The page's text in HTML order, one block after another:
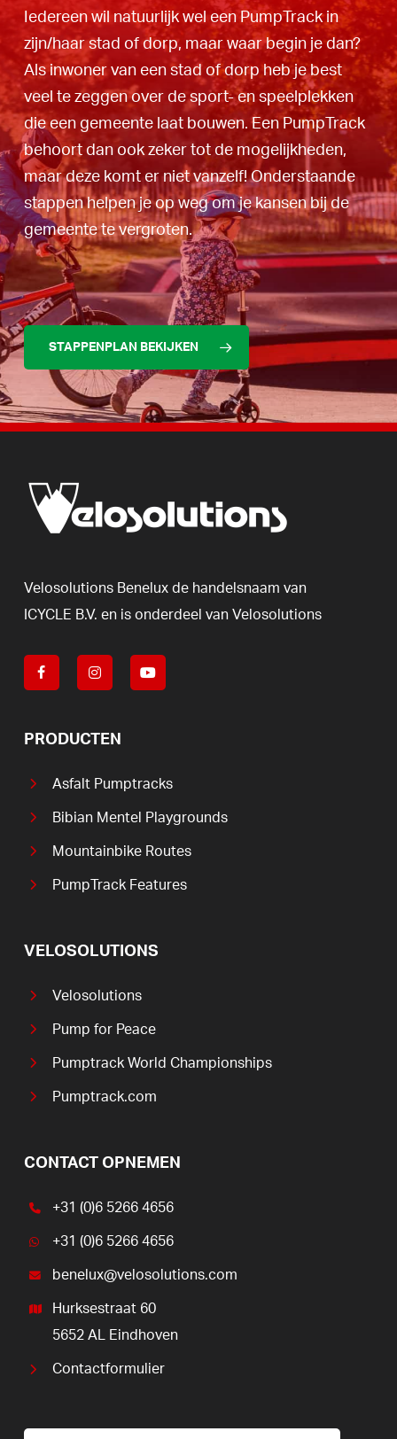
Iedereen wil natuurlijk wel een PumpTrack in
zijn/haar stad of dorp, maar waar begin je dan?
Als inwoner van een stad of dorp heb je best
veel te zeggen over de sport- en speelplekken
die een gemeente laat bouwen. Een PumpTrack
behoort dan ook zeker tot de mogelijkheden,
maar deze komt er niet vanzelf! Onderstaande
stappen helpen je op weg om je kansen bij de
gemeente te vergroten.
STAPPENPLAN BEKIJKEN
Velosolutions Benelux de handelsnaam van
ICYCLE B.V. en is onderdeel van Velosolutions
PRODUCTEN
Asfalt Pumptracks
Bibian Mentel Playgrounds
Mountainbike Routes
PumpTrack Features
VELOSOLUTIONS
Velosolutions
Pump for Peace
Pumptrack World Championships
Pumptrack.com
CONTACT OPNEMEN
+31 (0)6 5266 4656
+31 (0)6 5266 4656
benelux@velosolutions.com
Hurksestraat 60
5652 AL Eindhoven
Contactformulier